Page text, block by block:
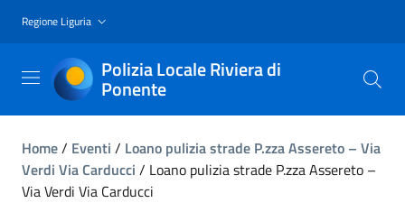
Regione Liguria
Polizia Locale Riviera di
Ponente
Home/ Eventi / Loano pulizia strade P.zza Assereto – Via
Verdi Via Carducci / Loano pulizia strade P.zza Assereto –
Via Verdi Via Carducci